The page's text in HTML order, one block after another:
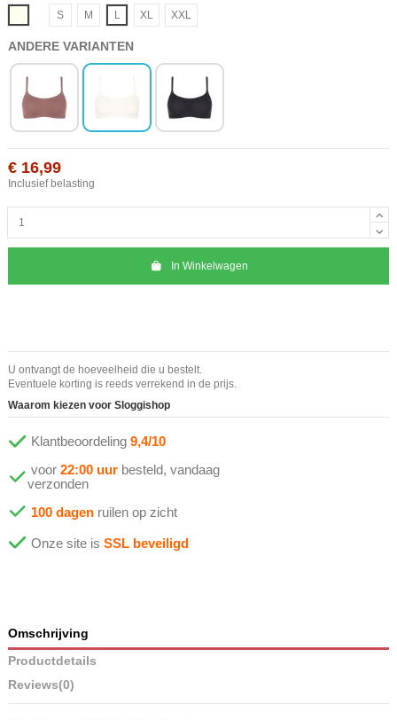
S
M L XL XXL
ANDERE VARIANTEN
€ 16,99
Inclusief belasting
In Winkelwagen
U ontvangt de hoeveelheid die u bestelt.
Eventuele korting is reeds verrekend in de prijs.
Waarom kiezen voor Sloggishop
Klantbeoordeling 9,4/10
voor 22:00 uur besteld, vandaag
verzonden
100 dagen ruilen op zicht
Onze site is SSL beveiligd
Omschrijving
Productdetails
Reviews(0)